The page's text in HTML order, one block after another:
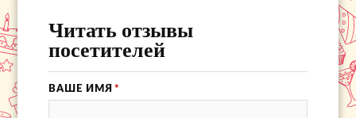
Читать отзывы
посетителей
ВАШЕ ИМЯ *